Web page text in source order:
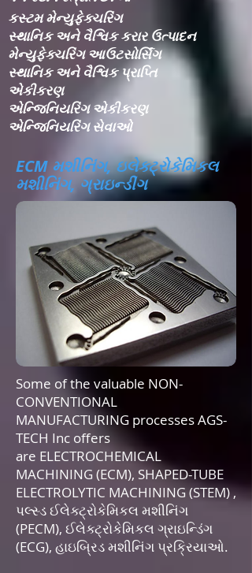
કસ્ટમ મેન્યુફેક્ચરિંગ
સ્થાનિક અને વૈશ્વિક કરાર ઉત્પાદન
મેન્યુફેક્ચરિંગ આઉટસોર્સિંગ
સ્થાનિક અને વૈશ્વિક પ્રાપ્તિ
એકીકરણ​
એન્જિનિયરિંગ એકીકરણ​
એન્જિનિયરિંગ સેવાઓ
ECM મશીનિંગ, ઇલેક્ટ્રોકેમિકલ
મશીનિંગ, ગ્રાઇન્ડીંગ
Some of the valuable NON-
CONVENTIONAL
MANUFACTURING processes AGS-
TECH Inc offers
are ELECTROCHEMICAL
MACHINING (ECM), SHAPED-TUBE
ELECTROLYTIC MACHINING (STEM) ,
પલ્સ્ડ ઈલેક્ટ્રોકેમિકલ મશીનિંગ
(PECM), ઈલેક્ટ્રોકેમિકલ ગ્રાઇન્ડિંગ
(ECG), હાઇબ્રિડ મશીનિંગ પ્રક્રિયાઓ.